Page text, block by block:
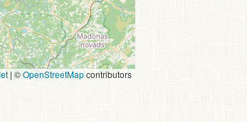
| ©OpenStreetMapcontributors